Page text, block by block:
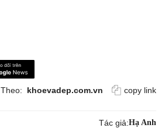
Theo: khoevadep.com.vn copy link
Tác giả:Hạ Anh